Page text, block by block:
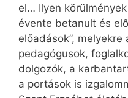
el… Ilyen
évente betanult és
előadások”,
pedagógusok,
dolgozók, a
a portások is